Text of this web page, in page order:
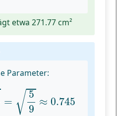
etwa 271.77 cm²
Parameter:
= √ 5
9
≈ 0.745
≈0.745